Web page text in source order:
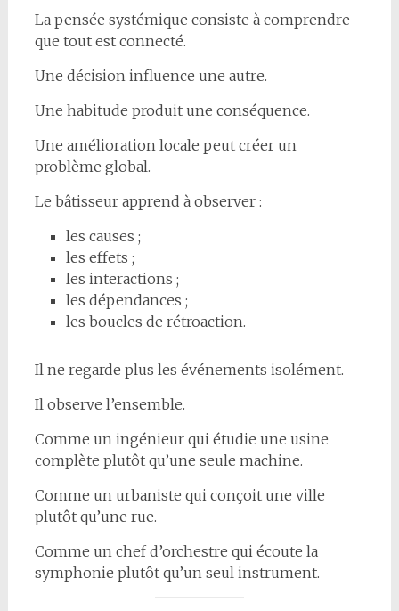
La pensée systémique consiste à comprendre
que tout est connecté.
Une décision influence une autre.
Une habitude produit une conséquence.
Une amélioration locale peut créer un
problème global.
Le bâtisseur apprend à observer :
les causes ;
les effets ;
les interactions ;
les dépendances ;
les boucles de rétroaction.
Il ne regarde plus les événements isolément.
Il observe l’ensemble.
Comme un ingénieur qui étudie une usine
complète plutôt qu’une seule machine.
Comme un urbaniste qui conçoit une ville
plutôt qu’une rue.
Comme un chef d’orchestre qui écoute la
symphonie plutôt qu’un seul instrument.